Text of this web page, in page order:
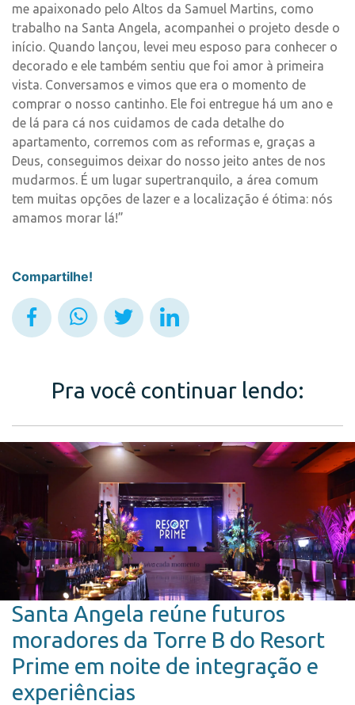
me apaixonado pelo Altos da Samuel Martins, como
trabalho na Santa Angela, acompanhei o projeto desde o
início. Quando lançou, levei meu esposo para conhecer o
decorado e ele também sentiu que foi amor à primeira
vista. Conversamos e vimos que era o momento de
comprar o nosso cantinho. Ele foi entregue há um ano e
de lá para cá nos cuidamos de cada detalhe do
apartamento, corremos com as reformas e, graças a
Deus, conseguimos deixar do nosso jeito antes de nos
mudarmos. É um lugar supertranquilo, a área comum
tem muitas opções de lazer e a localização é ótima: nós
amamos morar lá!”
Compartilhe!
Pra você continuar lendo:
Santa Angela reúne futuros
moradores da Torre B do Resort
Prime em noite de integração e
experiências